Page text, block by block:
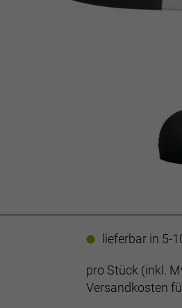
lieferbar in 5-
pro Stück (inkl.
Versandkosten